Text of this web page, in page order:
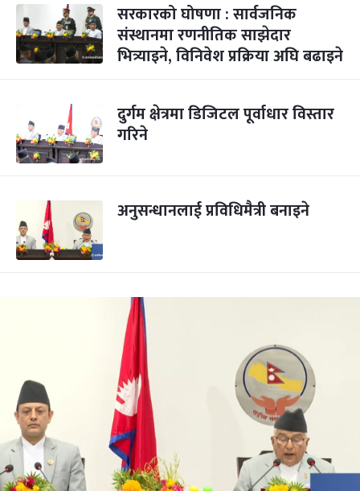
सरकारको घोषणा : सार्वजनिक
संस्थानमा रणनीतिक साझेदार
भित्र्याइने, विनिवेश प्रक्रिया अघि बढाइने
दुर्गम क्षेत्रमा डिजिटल पूर्वाधार विस्तार
गरिने
अनुसन्धानलाई प्रविधिमैत्री बनाइने